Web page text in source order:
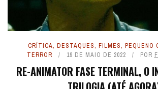
CRÍTICA, DESTAQUES, FILMES, PEQUENO
TERROR
19 DE MAIO DE 2022 POR
RE-ANIMATOR FASE TERMINAL, O